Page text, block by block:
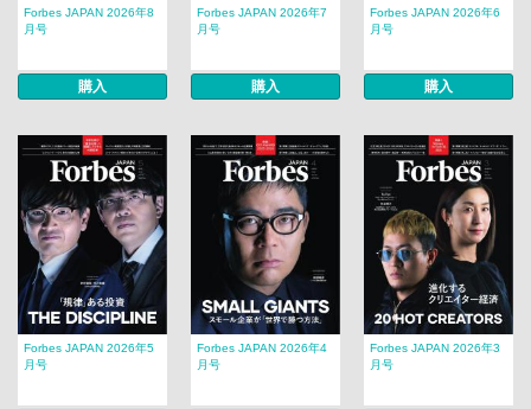
Forbes JAPAN 2026年8
月号
購入
Forbes JAPAN 2026年7
月号
購入
Forbes JAPAN 2026年6
月号
購入
Forbes JAPAN 2026年5
月号
Forbes JAPAN 2026年4
月号
Forbes JAPAN 2026年3
月号